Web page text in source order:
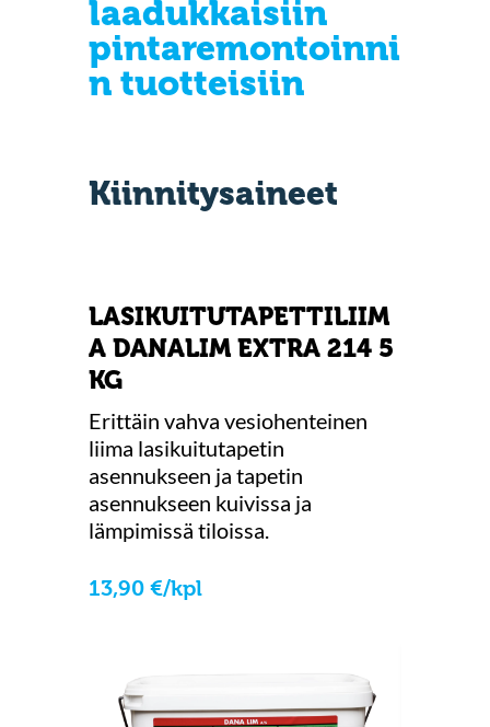
laadukkaisiin
pintaremontoinni
n tuotteisiin
Kiinnitysaineet
LASIKUITUTAPETTILIIM
A DANALIM EXTRA 214 5
KG
Erittäin vahva vesiohenteinen
liima lasikuitutapetin
asennukseen ja tapetin
asennukseen kuivissa ja
lämpimissä tiloissa.
13,90 €/kpl